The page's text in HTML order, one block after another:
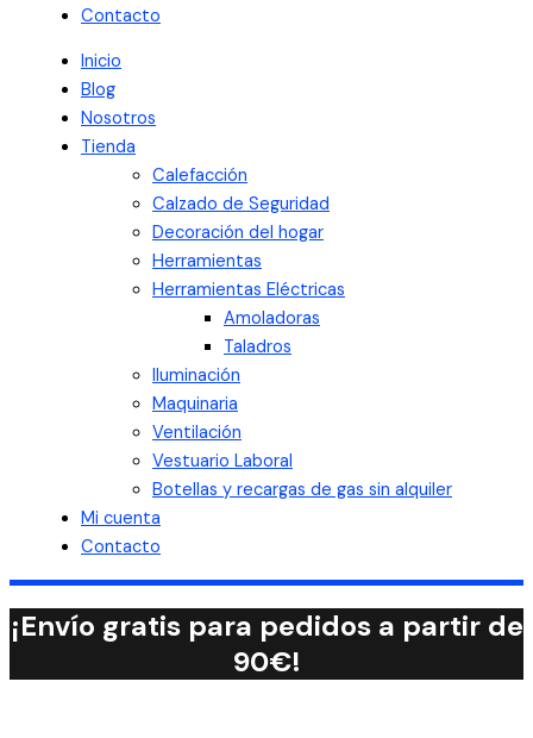
Contacto
Inicio
Blog
Nosotros
Tienda
Calefacción
Calzado de Seguridad
Decoración del hogar
Herramientas
Herramientas Eléctricas
Amoladoras
Taladros
Iluminación
Maquinaria
Ventilación
Vestuario Laboral
Botellas y recargas de gas sin alquiler
Mi cuenta
Contacto
¡Envío gratis para pedidos a partir de
90€!